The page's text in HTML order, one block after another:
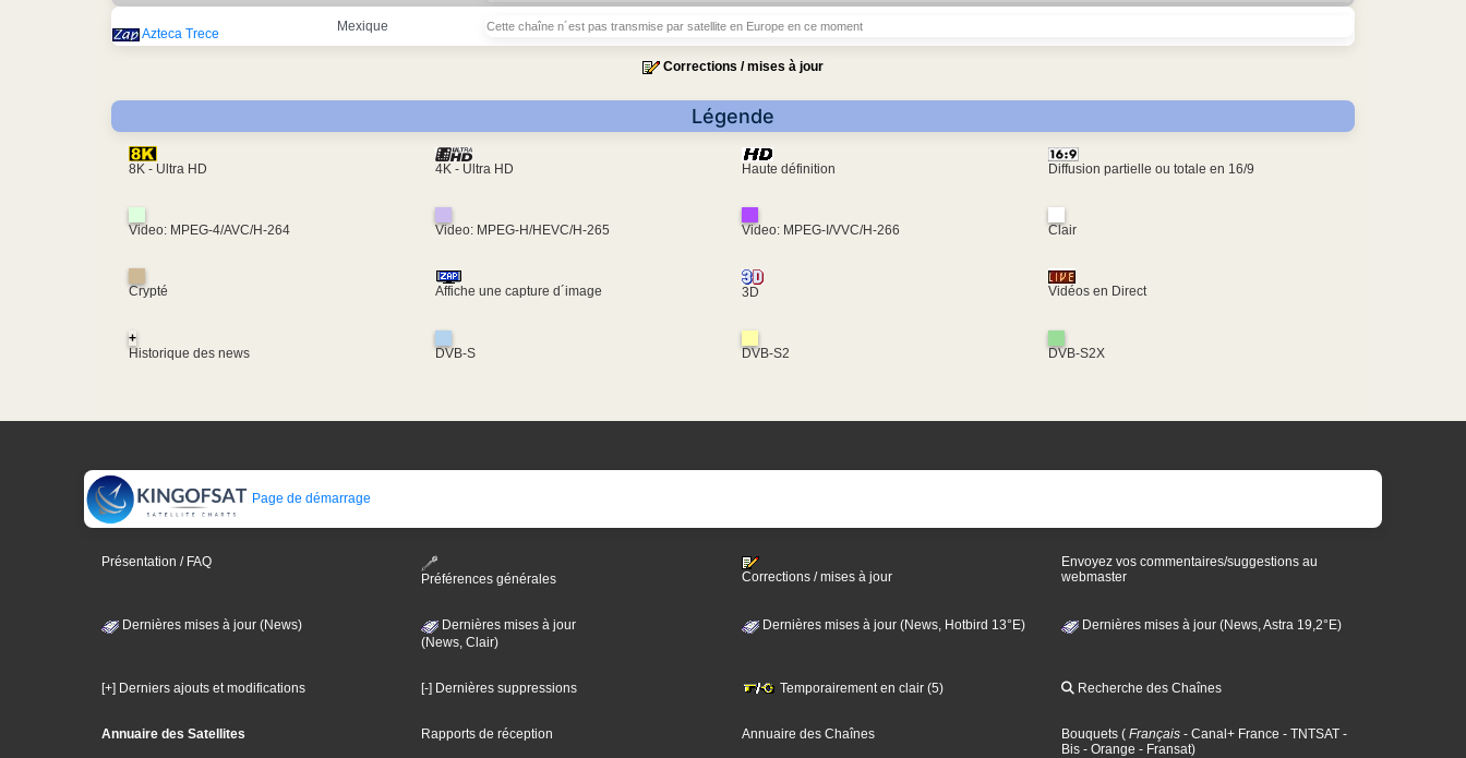
Azteca Trece Mexique Cette chaîne n´est pas transmise par satellite en Europe en ce moment
Corrections / mises à jour
Légende
8K - Ultra HD 4K - Ultra HD Haute définition Diffusion partielle ou totale en 16/9
Video: MPEG-4/AVC/H-264 Video: MPEG-H/HEVC/H-265 Video: MPEG-I/VVC/H-266 Clair
Crypté Affiche une capture d´image 3D Vidéos en Direct
+
Historique des news
DVB-S DVB-S2 DVB-S2X
Page de démarrage
Présentation / FAQ
Préférences générales
Corrections / mises à jour
Envoyez vos commentaires/suggestions au
webmaster
Dernières mises à jour (News)
Dernières mises à jour
(News, Clair)
Dernières mises à jour (News, Hotbird 13°E) Dernières mises à jour (News, Astra 19,2°E)
[+] Derniers ajouts et modifications [-] Dernières suppressions Temporairement en clair (5) Recherche des Chaînes
Annuaire des Satellites Rapports de réception Annuaire des Chaînes Bouquets ( Français - Canal+ France - TNTSAT -
Bis - Orange - Fransat)